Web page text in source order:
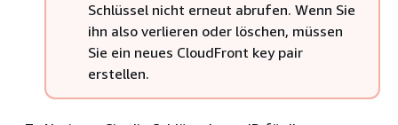
Schlüssel nicht erneut abrufen. Wenn Sie
ihn also verlieren oder löschen, müssen
Sie ein neues CloudFront key pair
erstellen.